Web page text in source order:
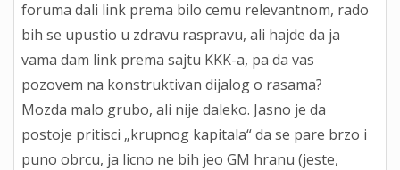
foruma dali link prema bilo cemu relevantnom, rado
bih se upustio u zdravu raspravu, ali hajde da ja
vama dam link prema sajtu KKK-a, pa da vas
pozovem na konstruktivan dijalog o rasama?
Mozda malo grubo, ali nije daleko. Jasno je da
postoje pritisci „krupnog kapitala“ da se pare brzo i
puno obrcu, ja licno ne bih jeo GM hranu (jeste,